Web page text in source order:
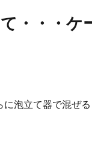
・・・ケ
泡立て器で混ぜる